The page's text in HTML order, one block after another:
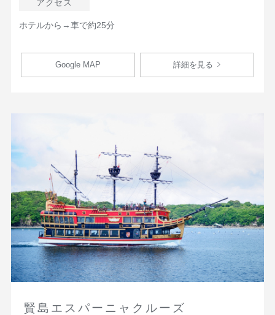
アクセス
ホテルから→車で約25分
Google MAP 詳細を見る
賢島エスパーニャクルーズ